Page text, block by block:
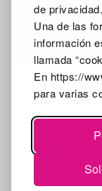
de privacidad.
Una de las
información
llamada
En https://
para varias
Facebook
2026
Aviso legal
Política de